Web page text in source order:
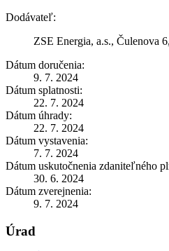
Dodávateľ:
ZSE Energia, a.s., Čulenova
Dátum doručenia:
9. 7. 2024
Dátum splatnosti:
22. 7. 2024
Dátum úhrady:
22. 7. 2024
Dátum vystavenia:
7. 7. 2024
Dátum uskutočnenia zdaniteľného
30. 6. 2024
Dátum zverejnenia:
9. 7. 2024
Úrad